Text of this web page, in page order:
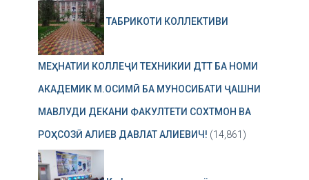
ТАБРИКОТИ КОЛЛЕКТИВИ
МЕҲНАТИИ КОЛЛЕҶИ ТЕХНИКИИ ДТТ БА НОМИ
АКАДЕМИК М.ОСИМӢ БА МУНОСИБАТИ ҶАШНИ
МАВЛУДИ ДЕКАНИ ФАКУЛТЕТИ СОХТМОН ВА
РОҲСОЗӢ АЛИЕВ ДАВЛАТ АЛИЕВИЧ! (14,861)